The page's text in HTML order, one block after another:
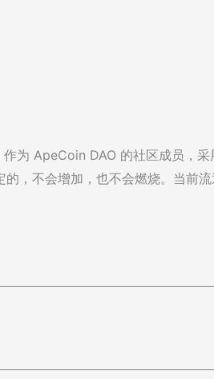
为 ApeCoin DAO 的社区成员，采
，不会增加，也不会燃烧。当前